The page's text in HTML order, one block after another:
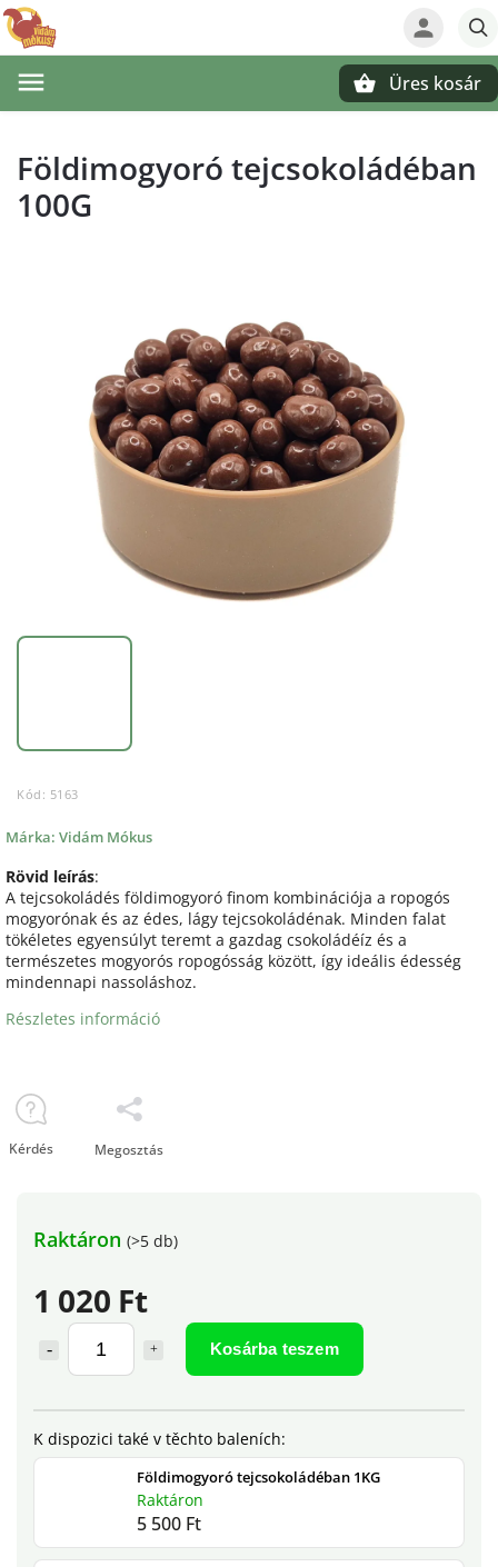
Üres kosár
Földimogyoró tejcsokoládéban
100G
Kód: 5163
Márka: Vidám Mókus
1 020 Ft
Kosárba teszem
Földimogyoró tejcsokoládéban 1KG
Raktáron
5 500 Ft
Raktáron (>5 db)
Rövid leírás:
A tejcsokoládés földimogyoró finom kombinációja a ropogós
mogyorónak és az édes, lágy tejcsokoládénak. Minden falat
tökéletes egyensúlyt teremt a gazdag csokoládéíz és a
természetes mogyorós ropogósság között, így ideális édesség
mindennapi nassoláshoz.
Részletes információ
Kérdés Megosztás